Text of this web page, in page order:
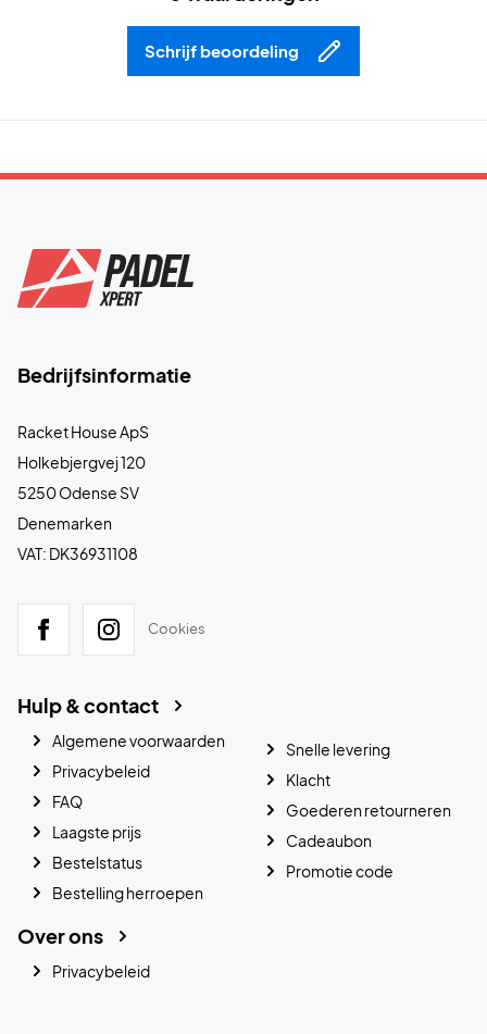
Schrijf beoordeling
Bedrijfsinformatie
Racket House ApS
Holkebjergvej 120
5250 Odense SV
Denemarken
VAT: DK36931108
Cookies
Hulp & contact
Algemene voorwaarden
Privacybeleid
FAQ
Laagste prijs
Bestelstatus
Bestelling herroepen
Snelle levering
Klacht
Goederen retourneren
Cadeaubon
Promotie code
Over ons
Privacybeleid